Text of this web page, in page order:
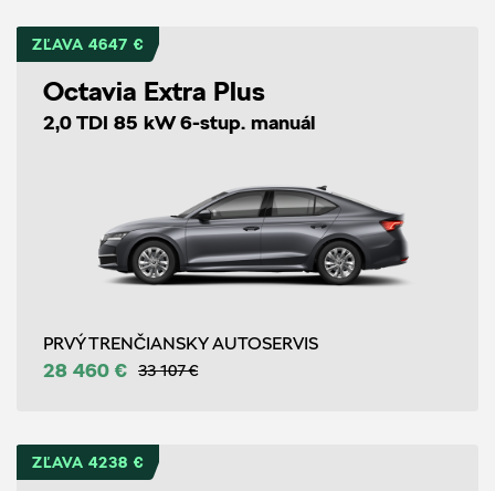
ZĽAVA 4647 €
Octavia Extra Plus
2,0 TDI 85 kW 6-stup. manuál
PRVÝ TRENČIANSKY AUTOSERVIS
28 460 € 33 107 €
ZĽAVA 4238 €